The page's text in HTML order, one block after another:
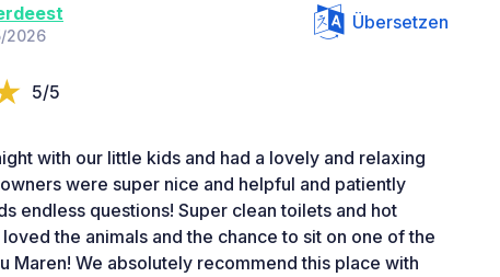
2026
Übersetzen
5/5
with our little kids and had a lovely and relaxing
were super nice and helpful and patiently
endless questions! Super clean toilets and hot
the animals and the chance to sit on one of the
Maren! We absolutely recommend this place with